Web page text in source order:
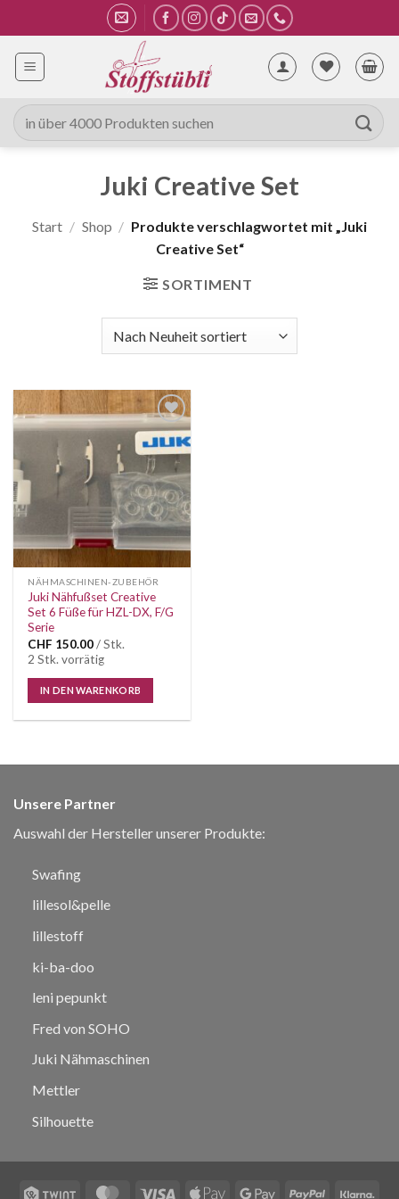
Inhalt
springen
Suche
nach:
Juki Creative Set
Start / Shop / Produkte verschlagwortet mit „Juki
Creative Set“
SORTIMENT
Auf die
Wunschliste
NÄHMASCHINEN-ZUBEHÖR
Juki Nähfußset Creative
Set 6 Füße für HZL-DX, F/G
Serie
CHF 150.00/ Stk.
2 Stk. vorrätig
IN DEN WARENKORB
Unsere Partner
Auswahl der Hersteller unserer Produkte:
Swafing
lillesol&pelle
lillestoff
ki-ba-doo
leni pepunkt
Fred von SOHO
Juki Nähmaschinen
Mettler
Silhouette
Twint MasterCard
Visa Apple Google PayPal